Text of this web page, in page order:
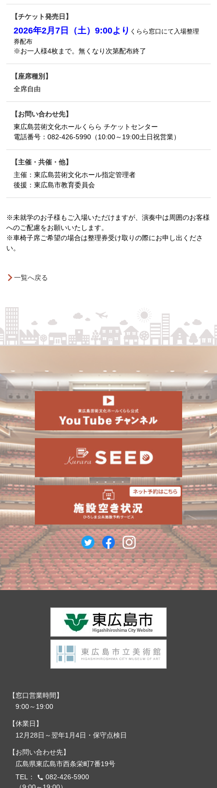
チケット発売日
2026年2月7日（土）9:00より くらら窓口にて入場整理
券配布
※お一人様4枚まで。無くなり次第配布終了
座席種別
全席自由
お問い合わせ先
東広島芸術文化ホールくらら チケットセンター
電話番号：082-426-5990（10:00～19:00土日祝営業）
主催・共催・他
主催：東広島芸術文化ホール指定管理者
後援：東広島市教育委員会
※未就学のお子様もご入場いただけますが、演奏中は周囲のお客様
へのご配慮をお願いいたします。
※車椅子席ご希望の場合は整理券受け取りの際にお申し出くださ
い。
一覧へ戻る
窓口営業時間
9:00～19:00
休業日
12月28日～翌年1月4日・保守点検日
お問い合わせ先
広島県東広島市西条栄町7番19号
TEL：
call 082-426-5900